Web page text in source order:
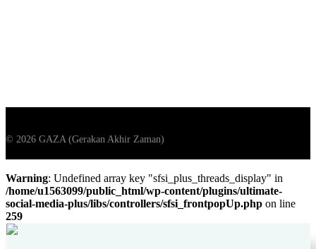
Warning: Undefined array key "sfsi_plus_threads_display" in
/home/u1563099/public_html/wp-content/plugins/ultimate-
social-media-plus/libs/controllers/sfsi_frontpopUp.php on line
259